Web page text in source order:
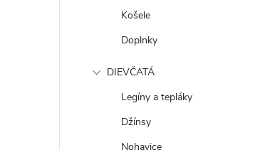
Košele
Doplnky
DIEVČATÁ
Legíny a tepláky
Džínsy
Nohavice